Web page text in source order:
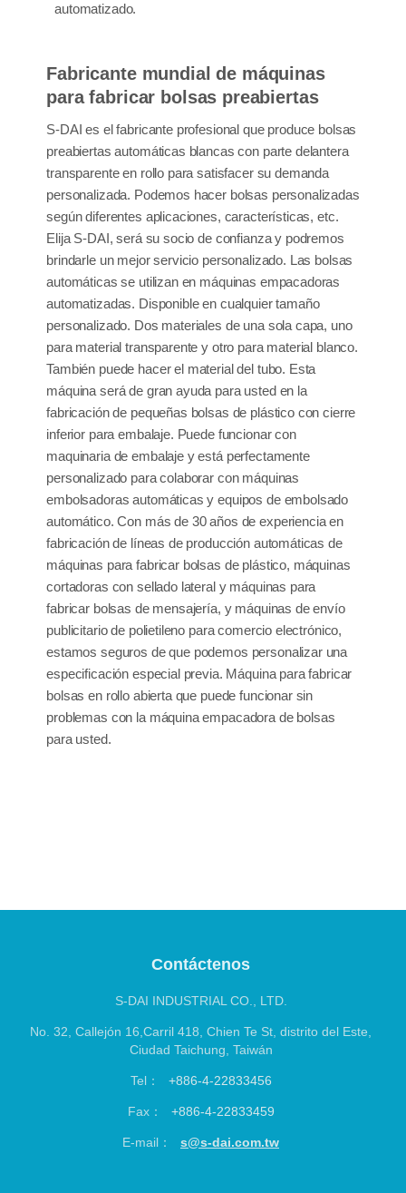
automatizado.
Fabricante mundial de máquinas
para fabricar bolsas preabiertas
S-DAI es el fabricante profesional que produce bolsas
preabiertas automáticas blancas con parte delantera
transparente en rollo para satisfacer su demanda
personalizada. Podemos hacer bolsas personalizadas
según diferentes aplicaciones, características, etc.
Elija S-DAI, será su socio de confianza y podremos
brindarle un mejor servicio personalizado. Las bolsas
automáticas se utilizan en máquinas empacadoras
automatizadas. Disponible en cualquier tamaño
personalizado. Dos materiales de una sola capa, uno
para material transparente y otro para material blanco.
También puede hacer el material del tubo. Esta
máquina será de gran ayuda para usted en la
fabricación de pequeñas bolsas de plástico con cierre
inferior para embalaje. Puede funcionar con
maquinaria de embalaje y está perfectamente
personalizado para colaborar con máquinas
embolsadoras automáticas y equipos de embolsado
automático. Con más de 30 años de experiencia en
fabricación de líneas de producción automáticas de
máquinas para fabricar bolsas de plástico, máquinas
cortadoras con sellado lateral y máquinas para
fabricar bolsas de mensajería, y máquinas de envío
publicitario de polietileno para comercio electrónico,
estamos seguros de que podemos personalizar una
especificación especial previa. Máquina para fabricar
bolsas en rollo abierta que puede funcionar sin
problemas con la máquina empacadora de bolsas
para usted.
S-DAI INDUSTRIAL CO., LTD.
No. 32, Callejón 16,Carril 418, Chien Te St, distrito del Este,
Ciudad Taichung, Taiwán
Tel： +886-4-22833456
Fax： +886-4-22833459
E-mail： s@s-dai.com.tw